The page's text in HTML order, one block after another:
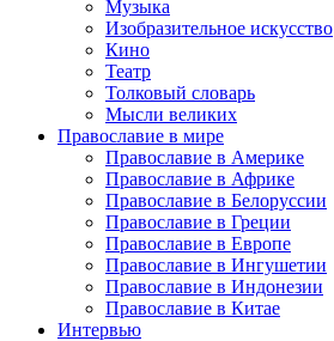
Музыка
Изобразительное искусство
Кино
Театр
Толковый словарь
Мысли великих
Православие в мире
Православие в Америке
Православие в Африке
Православие в Белоруссии
Православие в Греции
Православие в Европе
Православие в Ингушетии
Православие в Индонезии
Православие в Китае
Интервью